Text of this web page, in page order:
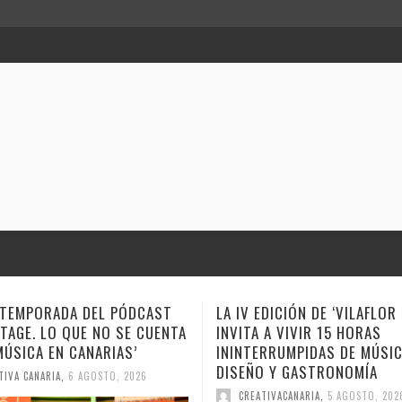
DE ‘VILAFLOR LATE’
VIVIR 15 HORAS
DE MÚSICA,
Y GASTRONOMÍA
, 5 AGOSTO, 2026
EL “LAVADEROS MUSIC
CELEBRA UNA NUEVA CITA
CONCIERTO DE ÁLEX
GROUP
CREATIVA CANARIA 5 AGOSTO,